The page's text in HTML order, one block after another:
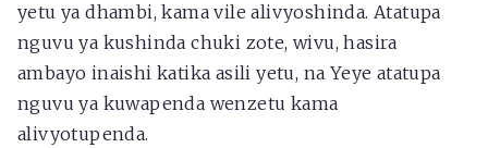
yetu ya dhambi, kama vile alivyoshinda. Atatupa
nguvu ya kushinda chuki zote, wivu, hasira
ambayo inaishi katika asili yetu, na Yeye atatupa
nguvu ya kuwapenda wenzetu kama
alivyotupenda.